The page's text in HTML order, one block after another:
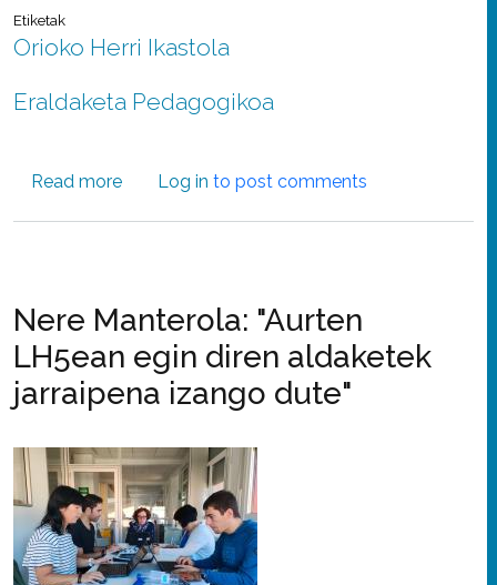
Etiketak
Orioko Herri Ikastola
Eraldaketa Pedagogikoa
Read moreabout "Erlajazioak eta arnasketak on egin dit
Log in to post comments
Nere Manterola: "Aurten
LH5ean egin diren aldaketek
jarraipena izango dute"